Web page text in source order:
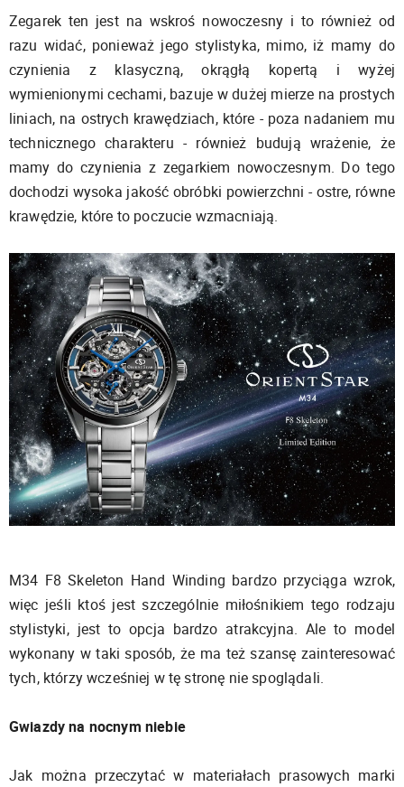
Zegarek ten jest na wskroś nowoczesny i to również od
razu widać, ponieważ jego stylistyka, mimo, iż mamy do
czynienia z klasyczną, okrągłą kopertą i wyżej
wymienionymi cechami, bazuje w dużej mierze na prostych
liniach, na ostrych krawędziach, które - poza nadaniem mu
technicznego charakteru - również budują wrażenie, że
mamy do czynienia z zegarkiem nowoczesnym. Do tego
dochodzi wysoka jakość obróbki powierzchni - ostre, równe
krawędzie, które to poczucie wzmacniają.
M34 F8 Skeleton Hand Winding bardzo przyciąga wzrok,
więc jeśli ktoś jest szczególnie miłośnikiem tego rodzaju
stylistyki, jest to opcja bardzo atrakcyjna. Ale to model
wykonany w taki sposób, że ma też szansę zainteresować
tych, którzy wcześniej w tę stronę nie spoglądali.
Gwiazdy na nocnym niebie
Jak można przeczytać w materiałach prasowych marki